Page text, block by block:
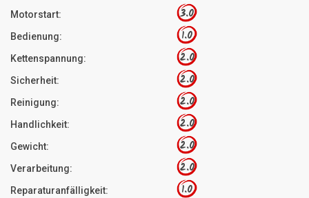
Motorstart: 3.0
Bedienung: 1.0
Kettenspannung: 2.0
Sicherheit: 2.0
Reinigung: 2.0
Handlichkeit: 2.0
Gewicht: 2.0
Verarbeitung: 2.0
Reparaturanfälligkeit: 1.0